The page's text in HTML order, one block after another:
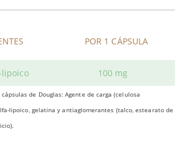
POR 1 CÁPSULA
lipoico 100 mg
de Douglas: Agente de carga (celulosa
lipoico, gelatina y antiaglomerantes (talco, estearato de